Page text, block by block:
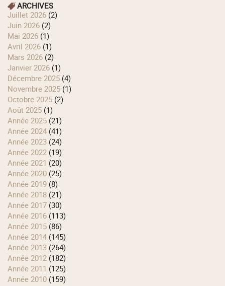
ARCHIVES
juillet 2026 (2)
juin 2026 (2)
mai 2026 (1)
avril 2026 (1)
mars 2026 (2)
janvier 2026 (1)
décembre 2025 (4)
novembre 2025 (1)
octobre 2025 (2)
août 2025 (1)
année 2025 (21)
année 2024 (41)
année 2023 (24)
année 2022 (19)
année 2021 (20)
année 2020 (25)
année 2019 (8)
année 2018 (21)
année 2017 (30)
année 2016 (113)
année 2015 (86)
année 2014 (145)
année 2013 (264)
année 2012 (182)
année 2011 (125)
année 2010 (159)